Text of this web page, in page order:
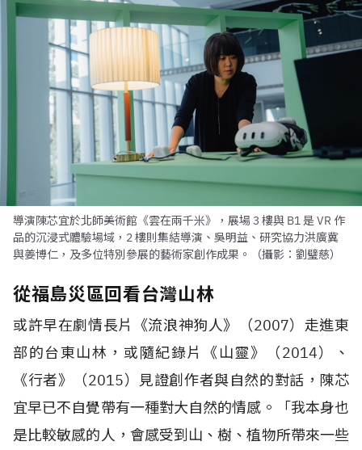
導演陳芯宜於北師美術館《雲在兩千米》，展場 3 樓與 B1 是 VR 作
品的沉浸式體驗場域，2 樓則集結導演、吳明益、研究協力洪廣冀
與姜博仁，及多位特別參展的藝術家創作成果。（攝影：劉璧慈）
從福島災區回看台灣山林
或許早在劇情長片《流浪神狗人》（2007）走進東
部的台東山林，或隨紀錄片《山靈》（2014）、
《行者》（2015）見證創作者與自然的對話，陳芯
宜早已不自覺帶有一種對大自然的情感。「我本身也
是比較敏感的人，會感受到山、樹、植物所帶來一些